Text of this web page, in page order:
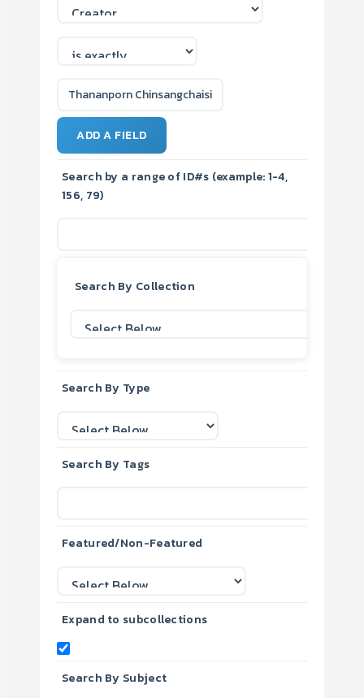
ADD A FIELD
Search by a range of ID#s (example: 1-4,
156, 79)
Search By Collection
Search By Type
Search By Tags
Featured/Non-Featured
Expand to subcollections
Search By Subject